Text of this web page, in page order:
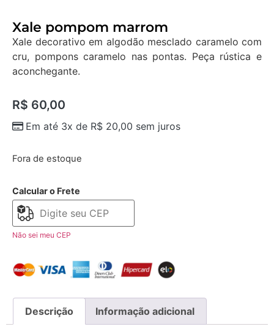
Xale pompom marrom
Xale decorativo em algodão mesclado caramelo com
cru, pompons caramelo nas pontas. Peça rústica e
aconchegante.
R$ 60,00
Em até 3x de R$ 20,00 sem juros
Fora de estoque
Calcular o Frete
Não sei meu CEP
Descrição Informação adicional